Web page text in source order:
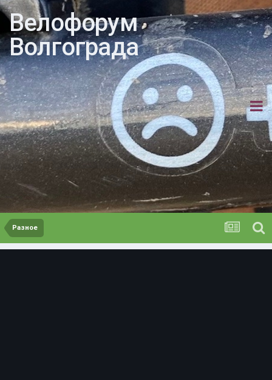
Велофорум
Волгограда
Разное